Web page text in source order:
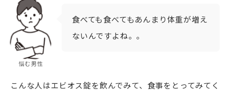
悩む男性
食べても食べてもあんまり体重が増え
ないんですよね。。
こんな人はエビオス錠を飲んでみて、食事をとってみてく